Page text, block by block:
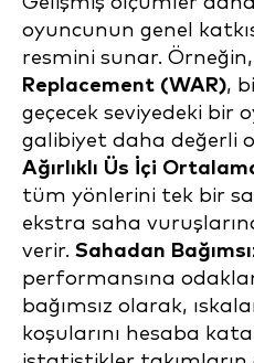
oyuncunun genel
resmini sunar. Örneğin,
Replacement (WAR),
geçecek seviyedeki bir
galibiyet daha değerli
Ağırlıklı Üs İçi
tüm yönlerini tek bir
ekstra saha
verir. Sahadan
performansına
bağımsız olarak,
koşularını hesaba